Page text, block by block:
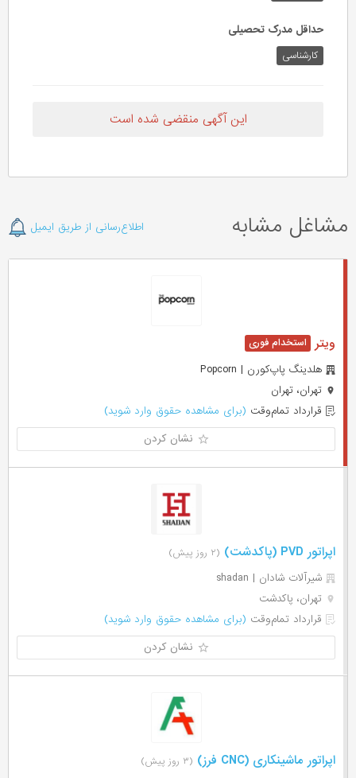
حداقل مدرک تحصیلی
کارشناسی
این آگهی منقضی شده است
مشاغل مشابه اطلاع‌رسانی از طریق ایمیل
ویتر
هلدینگ پاپ‌کورن | Popcorn
تهران، تهران
قرارداد تمام‌وقت (برای مشاهده حقوق وارد شوید)
نشان کردن
اپراتور PVD (پاکدشت) (۲ روز پیش)
شیرآلات شادان | shadan
تهران، پاکدشت
قرارداد تمام‌وقت (برای مشاهده حقوق وارد شوید)
نشان کردن
اپراتور ماشینکاری (CNC فرز) (۳ روز پیش)